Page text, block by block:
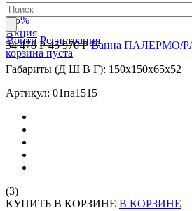
Войти Регистрация
корзина пуста
-25%
Акция
34 478 Р45 970 РВанна ПАЛЕРМО/
Габариты (Д Ш В Г): 150x150x65x52
Артикул: 01па1515
(3)
КУПИТЬ В КОРЗИНЕ В КОРЗИНЕ